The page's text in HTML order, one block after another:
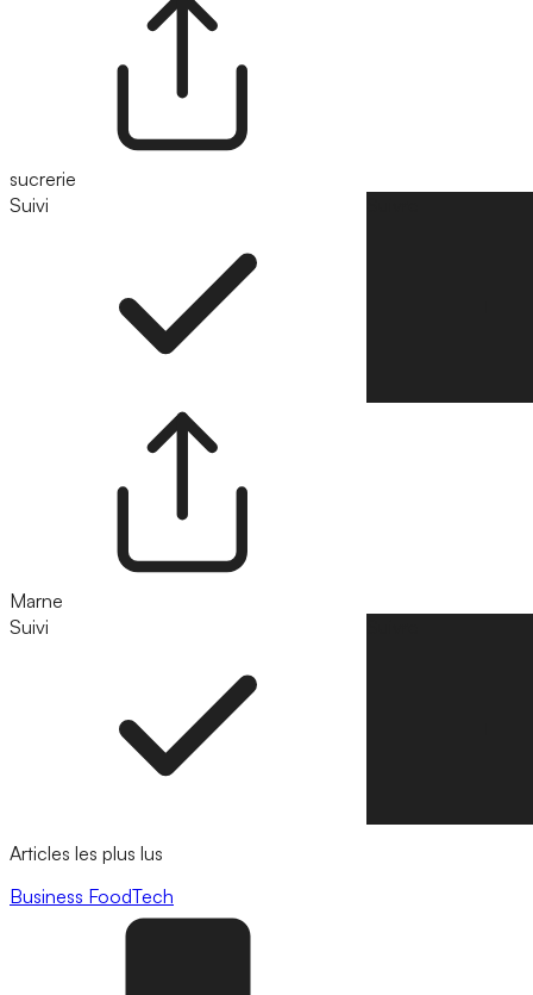
sucrerie
Suivi
Marne
Suivi
Articles les plus lus
Business FoodTech